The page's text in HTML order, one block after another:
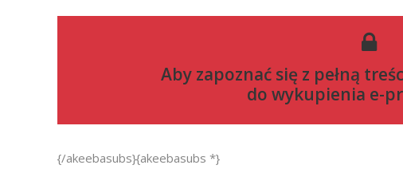
Aby zapoznać się z pełną
do wykupienia e-
{/akeebasubs}{akeebasubs *}